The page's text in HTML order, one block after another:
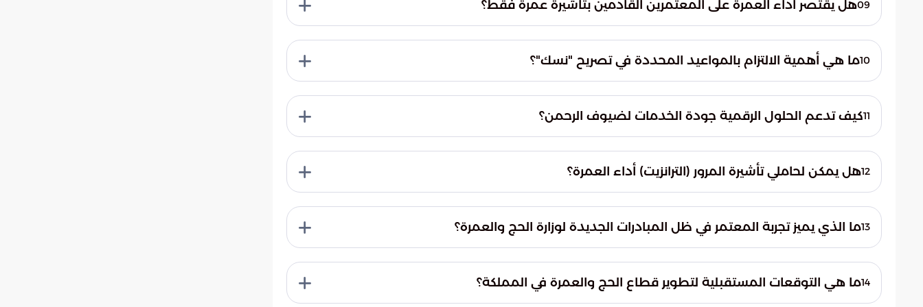
09هل يقتصر أداء العمرة على المعتمرين القادمين بتأشيرة عمرة فقط؟
للمملكة تحت أي مسمى تأشيرة، مما يعزز من مرونة الوصول إلى الحرم المكي الشريف.10ما هي أهمية الالتزام بالمواعيد المحددة في تصريح "نسك"؟
والبشري، مما يسهم في توفير بيئة هادئة ومطمئنة للمعتمرين أثناء أداء مناسكهم. 11كيف تدعم الحلول الرقمية جودة الخدمات لضيوف الرحمن؟
البيانات بين الجهات الحكومية، مما يجعل المسارات الإجرائية أكثر وضوحاً وسلاسة منذ وصول الزائر12هل يمكن لحاملي تأشيرة المرور (الترانزيت) أداء العمرة؟
التنظيمي الرسمي والحصول على التصريح عبر تطبيق "نسك" قبل التوجه للحرم.13ما الذي يميز تجربة المعتمر في ظل المبادرات الجديدة لوزارة الحج والعمرة؟
الوصول إلى الحرم المكي، مما يجعل رحلة العمرة تجربة ميسرة ومتاحة للجميع.14ما هي التوقعات المستقبلية لتطوير قطاع الحج والعمرة في المملكة؟